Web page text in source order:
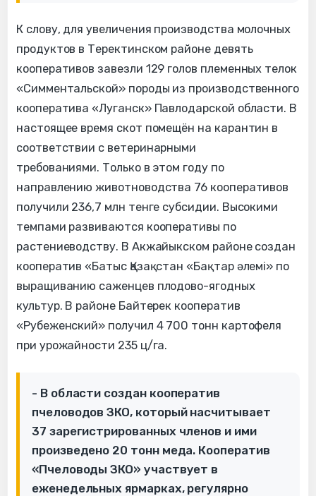
К слову, для увеличения производства молочных
продуктов в Теректинском районе девять
кооперативов завезли 129 голов племенных телок
«Симментальской» породы из производственного
кооператива «Луганск» Павлодарской области. В
настоящее время скот помещён на карантин в
соответствии с ветеринарными
требованиями. Только в этом году по
направлению животноводства 76 кооперативов
получили 236,7 млн тенге субсидии. Высокими
темпами развиваются кооперативы по
растениеводству. В Акжайыкском районе создан
кооператив «Батыс Қазақстан «Бақтар әлемі» по
выращиванию саженцев плодово-ягодных
культур. В районе Байтерек кооператив
«Рубеженский» получил 4 700 тонн картофеля
при урожайности 235 ц/га.
- В области создан кооператив
пчеловодов ЗКО, который насчитывает
37 зарегистрированных членов и ими
произведено 20 тонн меда. Кооператив
«Пчеловоды ЗКО» участвует в
еженедельных ярмарках, регулярно